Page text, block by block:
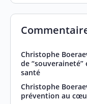
Christophe
de
santé
Christophe
prévention au